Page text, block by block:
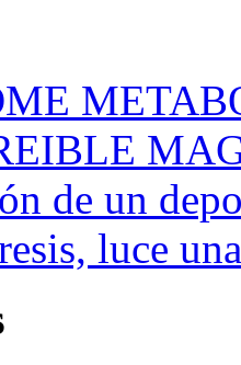
de un
luce